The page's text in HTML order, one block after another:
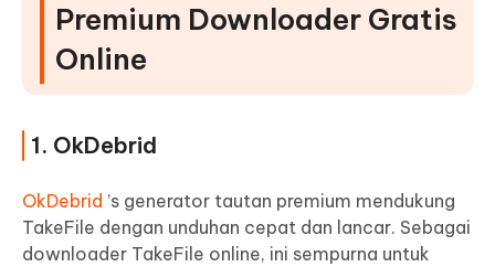
Premium Downloader Gratis
Online
1. OkDebrid
OkDebrid ’s generator tautan premium mendukung
TakeFile dengan unduhan cepat dan lancar. Sebagai
downloader TakeFile online, ini sempurna untuk